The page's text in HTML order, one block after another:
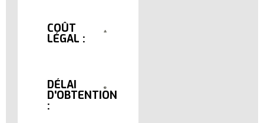
COÛT
LÉGAL :
DÉLAI
D'OBTENTION
: